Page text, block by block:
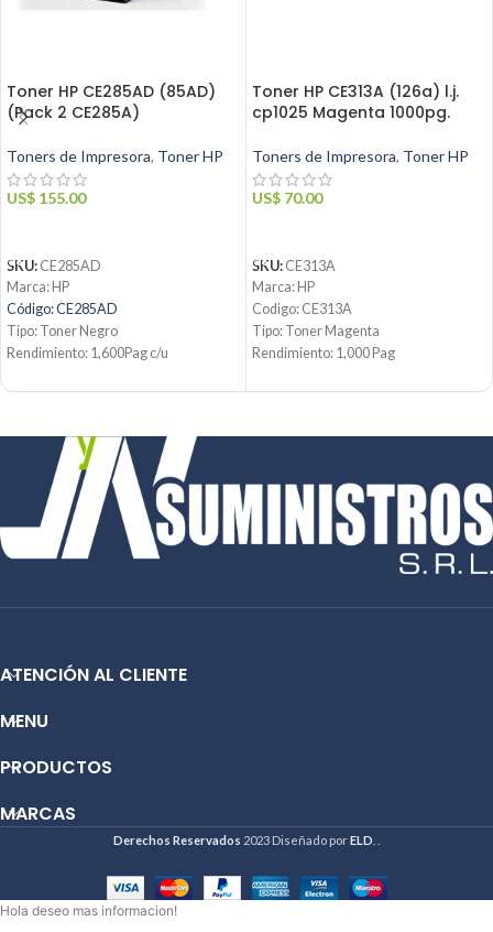
Toner HP CE285AD (85AD)
(Pack 2 CE285A)
Toners de Impresora, Toner HP
US$ 155.00
SKU: CE285AD
Marca: HP
Código: CE285AD
Tipo: Toner Negro
Rendimiento: 1,600Pag c/u
Producto: Original
Email:ventas@jynsuministros.com
📱 WhatsApp:
51 991 864 930
Toner HP CE313A (126a) l.j.
cp1025 Magenta 1000pg.
Toners de Impresora, Toner HP
US$ 70.00
SKU: CE313A
Marca: HP
Codigo: CE313A
Tipo: Toner Magenta
Rendimiento: 1,000 Pag
Producto: Original
📱WhatsApp: 51 991 864 930
ATENCIÓN AL CLIENTE
MENU
PRODUCTOS
MARCAS
Derechos Reservados 2023 Diseñado porELD
Hola deseo mas informacion!